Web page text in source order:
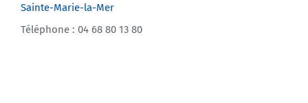
Sainte-Marie-la-Mer
Téléphone : 04 68 80 13 80